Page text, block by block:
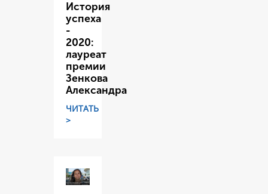
История
успеха
-
2020:
лауреат
премии
Зенкова
Александра
ЧИТАТЬ
>